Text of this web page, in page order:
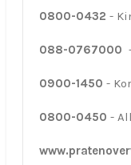
0800-0432 -
088-0767000
0900-1450 -
0800-0450 -